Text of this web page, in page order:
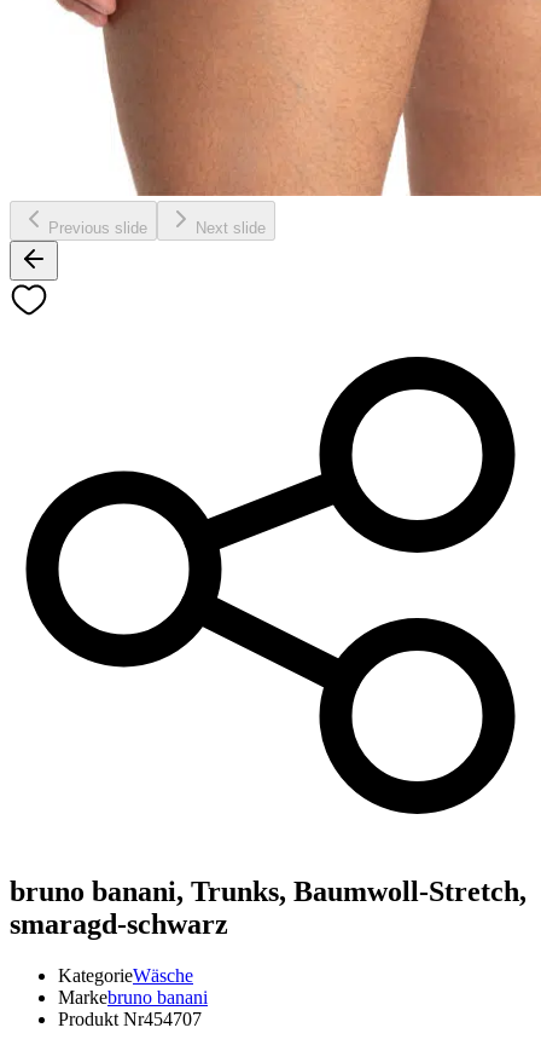
Previous slide Next slide
bruno banani, Trunks, Baumwoll-Stretch,
smaragd-schwarz
KategorieWäsche
Markebruno banani
Produkt Nr454707